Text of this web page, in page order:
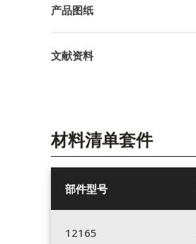
产品图纸
文献资料
材料清单套件
部件型号
12165